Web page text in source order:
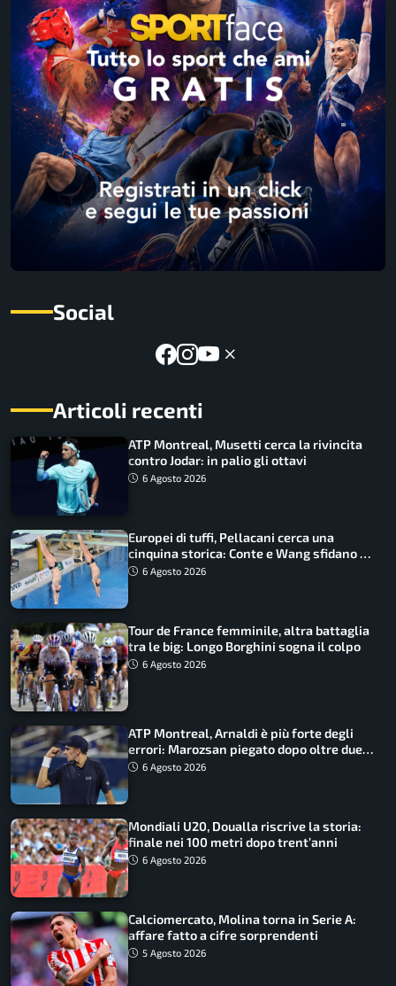
Social
Articoli recenti
ATP Montreal, Musetti cerca la rivincita
contro Jodar: in palio gli ottavi
6 Agosto 2026
Europei di tuffi, Pellacani cerca una
cinquina storica: Conte e Wang sfidano la
piattaforma
6 Agosto 2026
Tour de France femminile, altra battaglia
tra le big: Longo Borghini sogna il colpo
6 Agosto 2026
ATP Montreal, Arnaldi è più forte degli
errori: Marozsan piegato dopo oltre due
ore6 Agosto 2026
Mondiali U20, Doualla riscrive la storia:
finale nei 100 metri dopo trent’anni
6 Agosto 2026
Calciomercato, Molina torna in Serie A:
affare fatto a cifre sorprendenti
5 Agosto 2026